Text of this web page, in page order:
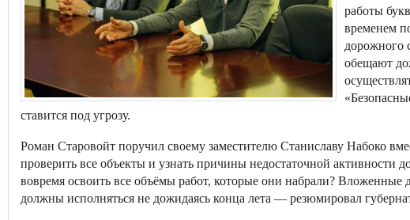
работы
временем
дорожного
обещают
ставится под угрозу.
Роман Старовойт поручил своему заместителю Станиславу Набоко
проверить все объекты и узнать причины недостаточной
вовремя освоить все объёмы работ, которые они набрали? Вложенные
должны исполняться не дожидаясь конца лета — резюмировал